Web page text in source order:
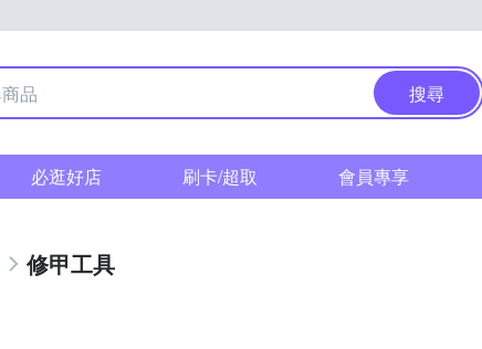
搜尋
必逛好店 刷卡/超取 會員專享
修甲工具